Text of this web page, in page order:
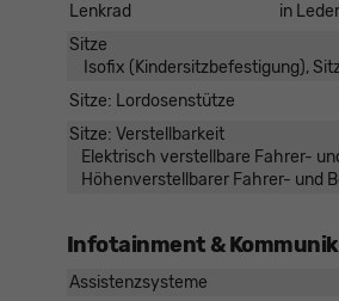
Lenkrad
in
Sitze
Isofix (Kindersitzbefestigung),
Sitze: Lordosenstütze
Sitze: Verstellbarkeit
Elektrisch verstellbare Fahrer-
Höhenverstellbarer Fahrer- und
Infotainment &
Assistenzsysteme